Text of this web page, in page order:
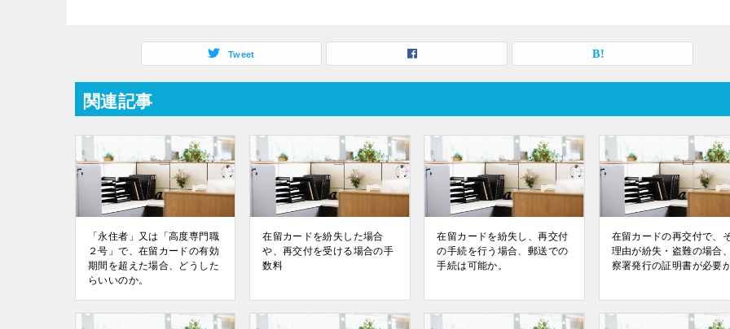
Tweet
関連記事
「永住者」又は「高度専門職
２号」で、在留カードの有効
期間を超えた場合、どうした
らいいのか。
在留カードを紛失した場合
や、再交付を受ける場合の手
数料
在留カードを紛失し、再交付
の手続を行う場合、郵送での
手続は可能か。
在留カードの再交付で、
理由が紛失・盗難の場合
察署発行の証明書が必要か